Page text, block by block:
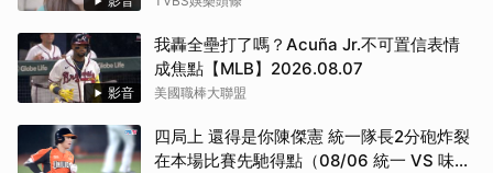
影音
我轟全壘打了嗎？Acuña Jr.不可置信表情
成焦點【MLB】2026.08.07
美國職棒大聯盟
四局上 還得是你陳傑憲 統一隊長2分砲炸裂
在本場比賽先馳得點（08/06 統一 VS 味